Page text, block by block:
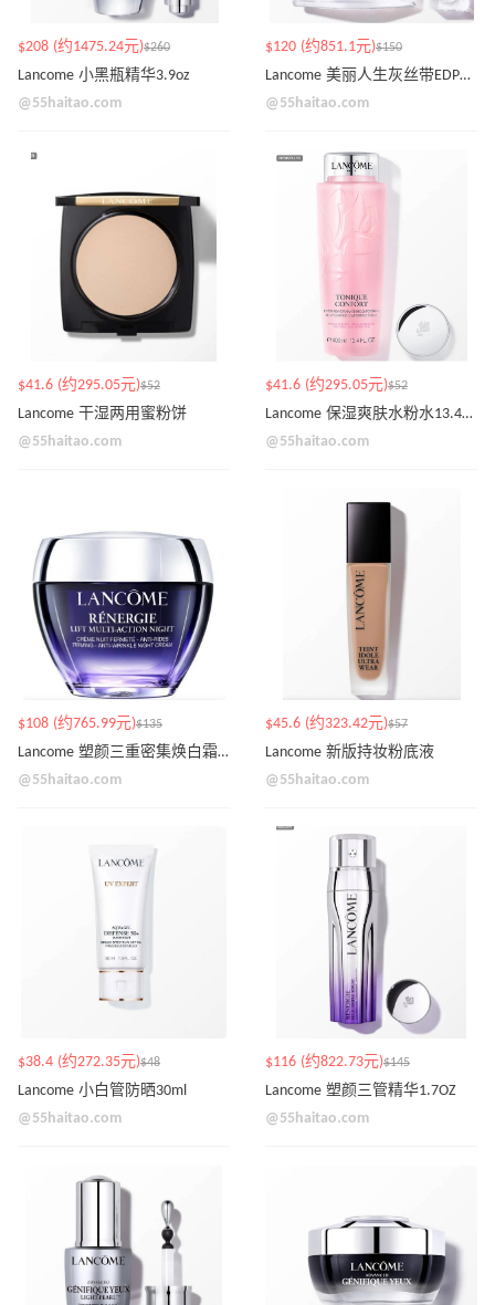
$208 (约1475.24元)$260
Lancome 小黑瓶精华3.9oz
@55haitao.com
$120 (约851.1元)$150
Lancome 美丽人生灰丝带EDP3.4oz
@55haitao.com
$41.6 (约295.05元)$52
Lancome 干湿两用蜜粉饼
@55haitao.com
$41.6 (约295.05元)$52
Lancome 保湿爽肤水粉水13.4OZ
@55haitao.com
$108 (约765.99元)$135
Lancome 塑颜三重密集焕白霜面霜
@55haitao.com
$45.6 (约323.42元)$57
Lancome 新版持妆粉底液
@55haitao.com
$38.4 (约272.35元)$48
Lancome 小白管防晒30ml
@55haitao.com
$116 (约822.73元)$145
Lancome 塑颜三管精华1.7OZ
@55haitao.com